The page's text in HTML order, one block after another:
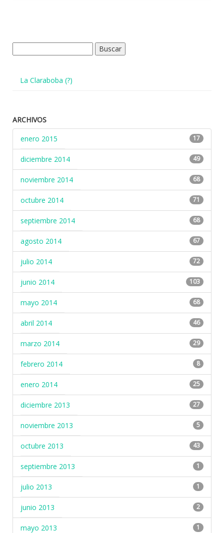
La Claraboba (?)
ARCHIVOS
enero 2015
17
diciembre 2014 49
noviembre 2014 68
octubre 2014 71
septiembre 2014 68
agosto 2014 67
julio 2014 72
junio 2014 103
mayo 2014 68
abril 2014 46
marzo 2014 29
febrero 2014 8
enero 2014 25
diciembre 2013 27
noviembre 2013 5
octubre 2013 43
septiembre 2013 1
julio 2013 1
junio 2013 2
mayo 2013 1